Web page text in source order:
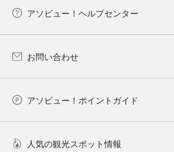
アソビュー！ヘルプセンター
お問い合わせ
アソビュー！ポイントガイド
人気の観光スポット情報